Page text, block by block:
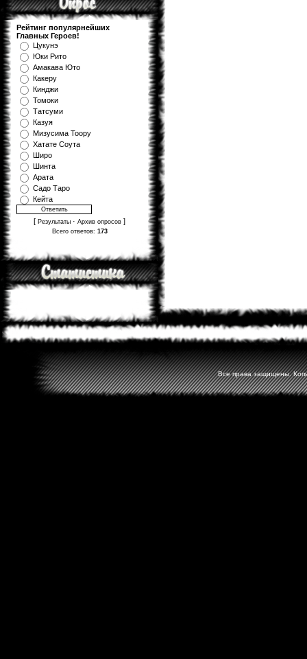
Рейтинг популярнейших
Главных Героев!
Цукунэ
Юки Рито
Амакава Юто
Какеру
Кинджи
Томоки
Татсуми
Казуя
Мизуcима Тоору
Хатате Соута
Широ
Шинта
Арата
Садо Таро
Кейта
[ Результаты · Архив опросов ]
Всего ответов: 173
Все права защищены.